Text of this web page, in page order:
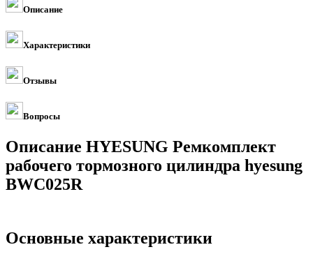
Описание
Характеристики
Отзывы
Вопросы
Описание HYESUNG Ремкомплект
рабочего тормозного цилиндра hyesung
BWC025R
Основные характеристики